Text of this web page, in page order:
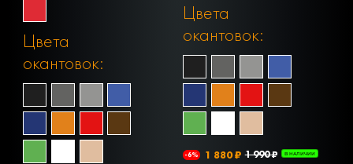
Цвета
окантовок:
Цвета
окантовок:
-6% 1 880 ₽ 1 990 ₽ В НАЛИЧИИ